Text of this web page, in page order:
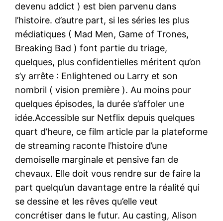
devenu addict ) est bien parvenu dans
l’histoire. d’autre part, si les séries les plus
médiatiques ( Mad Men, Game of Trones,
Breaking Bad ) font partie du triage,
quelques, plus confidentielles méritent qu’on
s’y arrête : Enlightened ou Larry et son
nombril ( vision première ). Au moins pour
quelques épisodes, la durée s’affoler une
idée.Accessible sur Netflix depuis quelques
quart d’heure, ce film article par la plateforme
de streaming raconte l’histoire d’une
demoiselle marginale et pensive fan de
chevaux. Elle doit vous rendre sur de faire la
part quelqu’un davantage entre la réalité qui
se dessine et les rêves qu’elle veut
concrétiser dans le futur. Au casting, Alison